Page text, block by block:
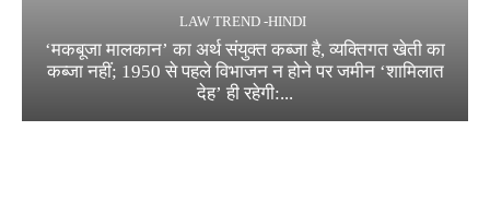
LAW TREND -HINDI
‘मकबूजा मालकान’ का अर्थ संयुक्त कब्जा है, व्यक्तिगत खेती का
कब्जा नहीं; 1950 से पहले विभाजन न होने पर जमीन ‘शामिलात
देह’ ही रहेगी:...